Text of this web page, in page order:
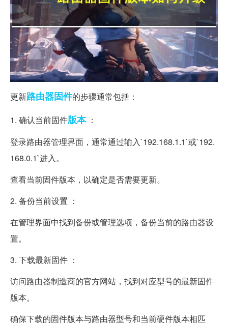
更新路由器固件的步骤通常包括：
1. 确认当前固件版本：
登录路由器管理界面，通常通过输入`192.168.1.1`或`192.
168.0.1`进入。
查看当前固件版本，以确定是否需要更新。
2. 备份当前设置 ：
在管理界面中找到备份或管理选项，备份当前的路由器设
置。
3. 下载最新固件 ：
访问路由器制造商的官方网站，找到对应型号的最新固件
版本。
确保下载的固件版本与路由器型号和当前硬件版本相匹